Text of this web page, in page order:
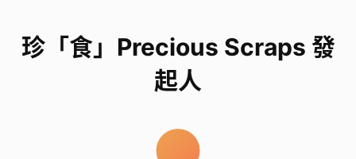
珍「食」Precious Scraps 發
起人